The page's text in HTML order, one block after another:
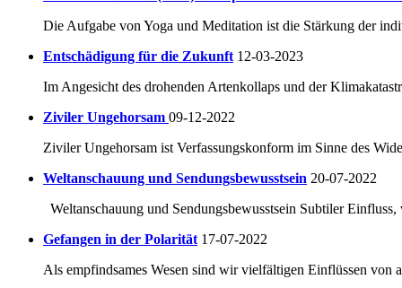
Die Aufgabe von Yoga und Meditation ist die Stärkung der
Entschädigung für die Zukunft 12-03-2023
Im Angesicht des drohenden Artenkollaps und der
Ziviler Ungehorsam 09-12-2022
Ziviler Ungehorsam ist Verfassungskonform im Sinne des
Weltanschauung und Sendungsbewusstsein 20-07-2022
Weltanschauung und Sendungsbewusstsein Subtiler
Gefangen in der Polarität 17-07-2022
Als empfindsames Wesen sind wir vielfältigen Einflüssen von